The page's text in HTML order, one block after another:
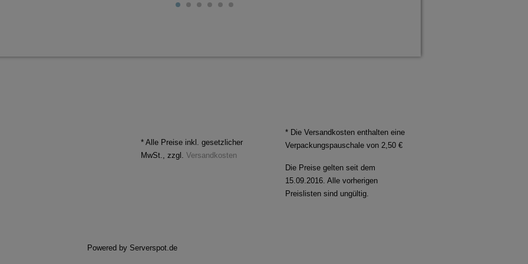
* Alle Preise inkl. gesetzlicher
MwSt., zzgl. Versandkosten
* Die Versandkosten enthalten eine
Verpackungspauschale von 2,50 €
Die Preise gelten seit dem
15.09.2016. Alle vorherigen
Preislisten sind ungültig.
Powered by Serverspot.de